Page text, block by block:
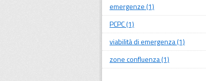
emergenze (1)
PCPC (1)
viabilità di emergenza (1)
zone confluenza (1)